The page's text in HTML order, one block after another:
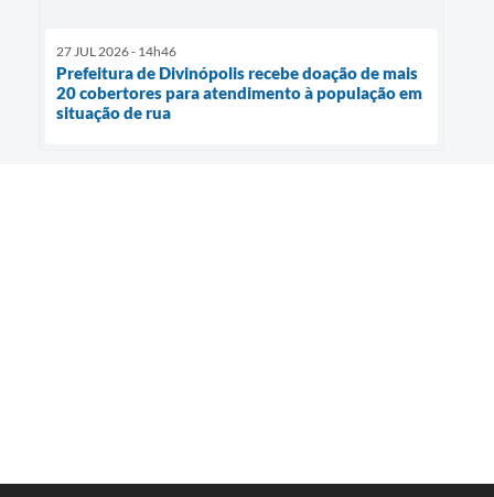
27 JUL 2026 - 14h46
Prefeitura de Divinópolis recebe doação de mais
20 cobertores para atendimento à população em
situação de rua